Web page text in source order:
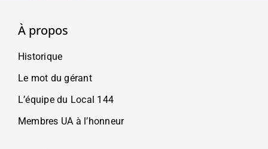
À propos
Historique
Le mot du gérant
L’équipe du Local 144
Membres UA à l’honneur